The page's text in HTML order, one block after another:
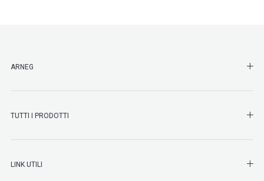
ARNEG
TUTTI I PRODOTTI
LINK UTILI